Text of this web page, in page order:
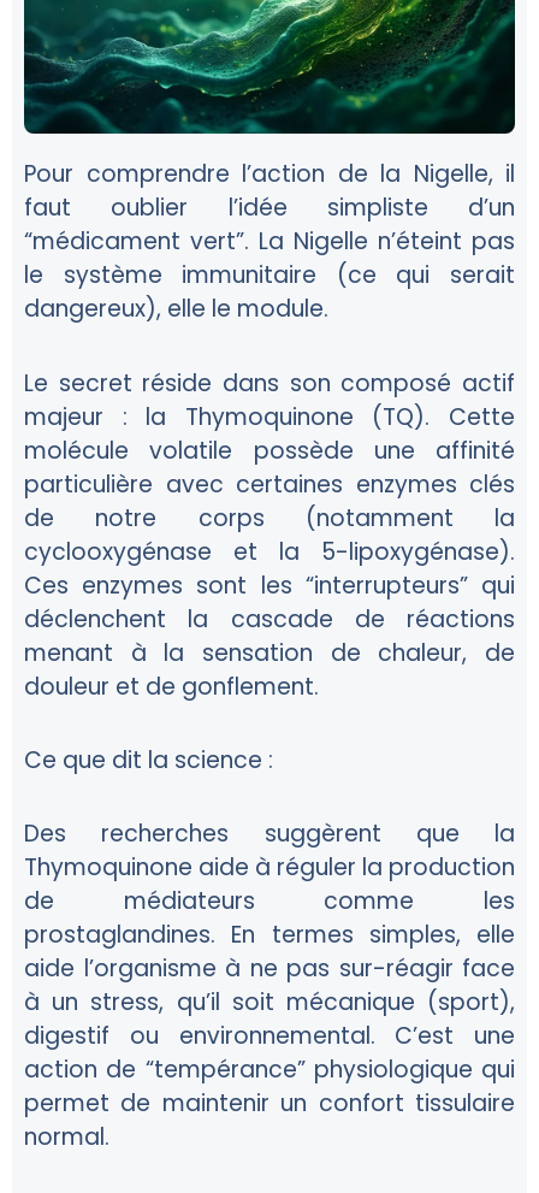
Pour comprendre l’action de la Nigelle, il
faut oublier l’idée simpliste d’un
“médicament vert”. La Nigelle n’éteint pas
le système immunitaire (ce qui serait
dangereux), elle le module.
Le secret réside dans son composé actif
majeur : la Thymoquinone (TQ). Cette
molécule volatile possède une affinité
particulière avec certaines enzymes clés
de notre corps (notamment la
cyclooxygénase et la 5-lipoxygénase).
Ces enzymes sont les “interrupteurs” qui
déclenchent la cascade de réactions
menant à la sensation de chaleur, de
douleur et de gonflement.
Ce que dit la science :
Des recherches suggèrent que la
Thymoquinone aide à réguler la production
de médiateurs comme les
prostaglandines. En termes simples, elle
aide l’organisme à ne pas sur-réagir face
à un stress, qu’il soit mécanique (sport),
digestif ou environnemental. C’est une
action de “tempérance” physiologique qui
permet de maintenir un confort tissulaire
normal.